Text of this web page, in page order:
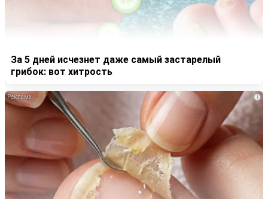
За 5 дней исчезнет даже самый застарелый
грибок: вот хитрость
i